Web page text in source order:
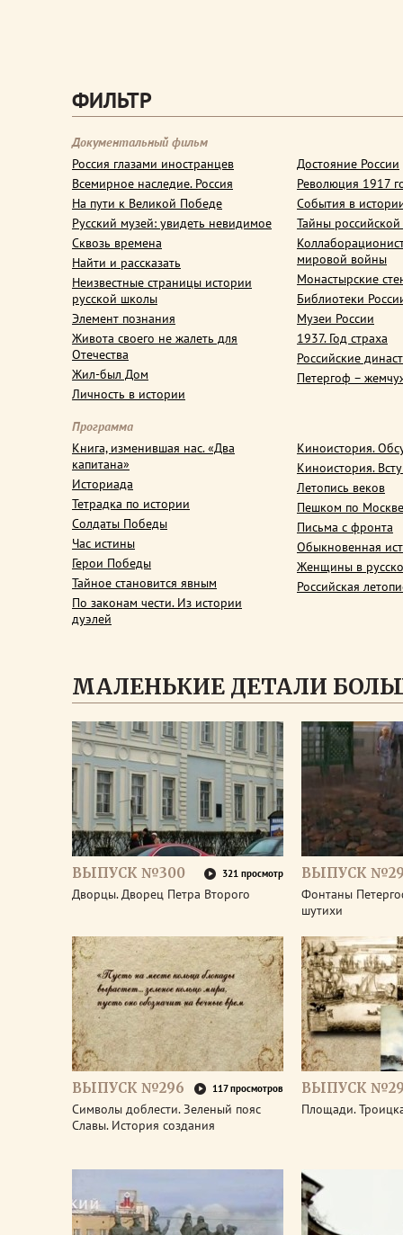
ФИЛЬТР
Документальный фильм
Россия глазами иностранцев
Всемирное наследие. Россия
На пути к Великой Победе
Русский музей: увидеть невидимое
Сквозь времена
Найти и рассказать
Неизвестные страницы истории
русской школы
Элемент познания
Живота своего не жалеть для
Отечества
Жил-был Дом
Личность в истории
Достояние России
Революция 1917
События в
Тайны
мировой войны
Монастырские
Библиотеки
Музеи России
1937. Год страха
Российские
Петергоф –
Программа
Книга, изменившая нас. «Два
капитана»
Историада
Тетрадка по истории
Солдаты Победы
Час истины
Герои Победы
Тайное становится явным
По законам чести. Из истории
дуэлей
Киноистория.
Киноистория.
Летопись веков
Пешком по Москве
Письма с фронта
Обыкновенная
Женщины в
Российская
МАЛЕНЬКИЕ ДЕТАЛИ
ВЫПУСК №300 321 просмотр
Дворцы. Дворец Петра Второго
ВЫПУСК
Фонтаны
шутихи
ВЫПУСК №296 117 просмотров
Символы доблести. Зеленый пояс
Славы. История создания
ВЫПУСК
Площади.